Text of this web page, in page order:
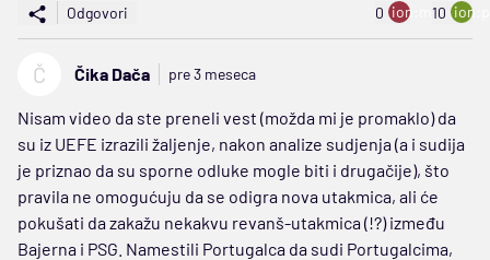
Odgovori 0 ion:minus
10
Č Čika Dača pre 3 meseca
Nisam video da ste preneli vest (možda mi je promaklo) da
su iz UEFE izrazili žaljenje, nakon analize sudjenja (a i sudija
je priznao da su sporne odluke mogle biti i drugačije), što
pravila ne omogućuju da se odigra nova utakmica, ali će
pokušati da zakažu nekakvu revanš-utakmica (!?) između
Bajerna i PSG. Namestili Portugalca da sudi Portugalcima,